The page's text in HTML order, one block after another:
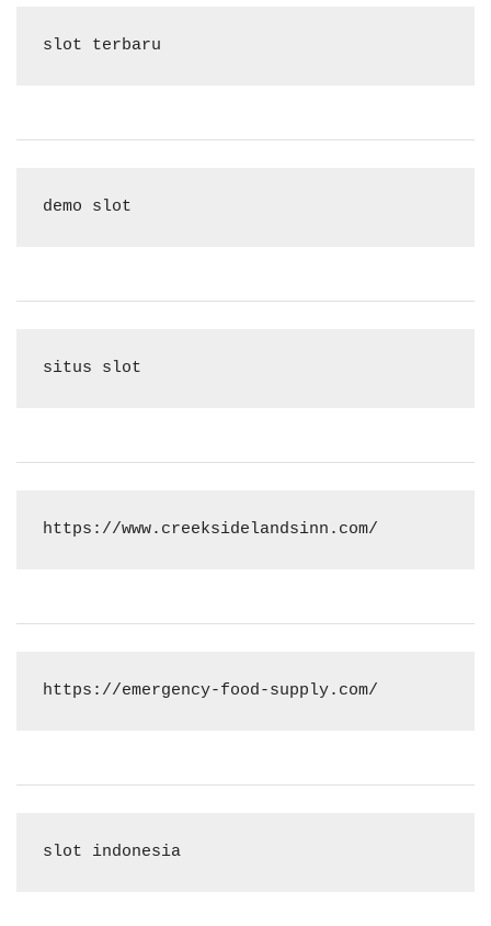
slot terbaru
demo slot
situs slot
https://www.creeksidelandsinn.com/
https://emergency-food-supply.com/
slot indonesia